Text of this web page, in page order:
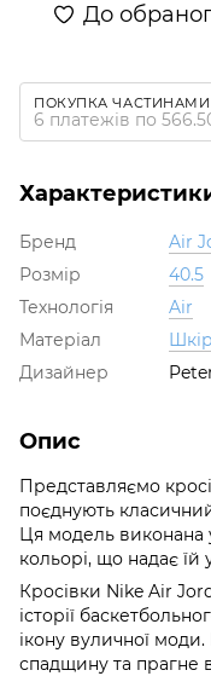
До
ПОКУПКА ЧАСТИНАМИ
6 платежів по
Бренд
Air
Розмір
40.5
Технологія
Air
Матеріал
Дизайнер
Опис
Представляємо
поєднують
Ця модель
кольорі, що надає їй
Кросівки Nike Air
історії
ікону вуличної
спадщину та прагне